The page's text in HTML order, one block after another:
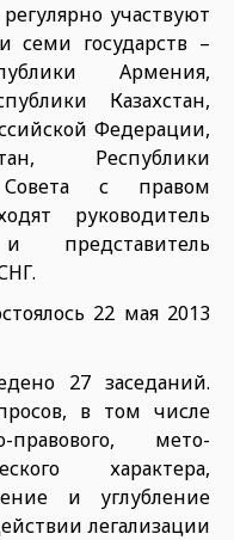
участвуют
семи государств –
Армения,
Казахстан,
Федерации,
Республики
с пра­вом
руководитель
представитель
22 мая 2013
27 заседаний.
в том числе
правового, мето­
ха­рактера,
и углубление
легализации